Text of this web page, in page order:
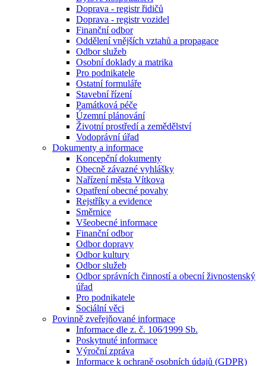
Doprava - registr řidičů
Doprava - registr vozidel
Finanční odbor
Oddělení vnějších vztahů a propagace
Odbor služeb
Osobní doklady a matrika
Pro podnikatele
Ostatní formuláře
Stavební řízení
Památková péče
Územní plánování
Životní prostředí a zemědělství
Vodoprávní úřad
Dokumenty a informace
Koncepční dokumenty
Obecně závazné vyhlášky
Nařízení města Vítkova
Opatření obecné povahy
Rejstříky a evidence
Směrnice
Všeobecné informace
Finanční odbor
Odbor dopravy
Odbor kultury
Odbor služeb
Odbor správních činností a obecní živnostenský
úřad
Pro podnikatele
Sociální věci
Povinně zveřejňované informace
Informace dle z. č. 106⁄1999 Sb.
Poskytnuté informace
Výroční zpráva
Informace k ochraně osobních údajů (GDPR)